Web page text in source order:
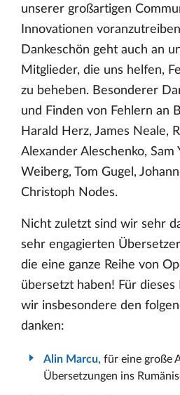
unserer großartigen
Innovationen
Dankeschön geht auch an
Mitglieder, die uns helfen,
zu beheben. Besonderer
und Finden von Fehlern an
Harald Herz, James Neale,
Alexander Aleschenko, Sam
Weiberg, Tom Gugel,
Christoph Nodes.
Nicht zuletzt sind wir sehr
sehr engagierten
die eine ganze Reihe von
übersetzt haben! Für dieses
wir insbesondere den
danken:
Alin Marcu, für eine große
Übersetzungen ins